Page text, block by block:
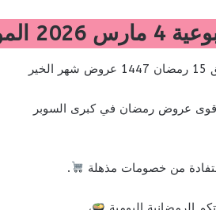
شهر الخير
عروض رمضان في كبرى السوبر
من خصومات مذهلة .